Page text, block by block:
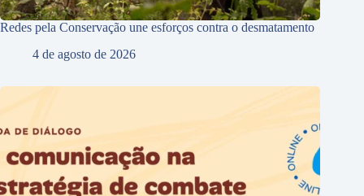
Redes pela Conservação une esforços contra o desmatamento
4 de agosto de 2026